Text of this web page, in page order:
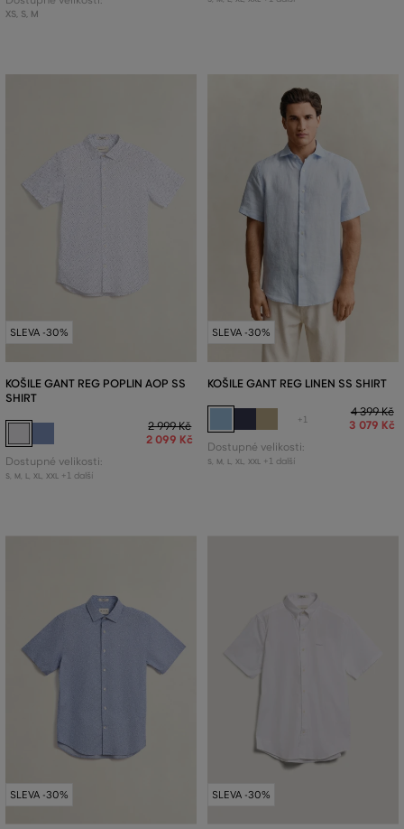
XS, S, M
SLEVA -30%
KOŠILE GANT REG POPLIN AOP SS
SHIRT
2 999 Kč
2 099 Kč
Dostupné velikosti:
S, M L XL XXL +1 další
SLEVA -30%
KOŠILE GANT REG LINEN SS SHIRT
+1
4 399 Kč
3 079 Kč
Dostupné velikosti:
S, M L XL XXL +1 další
SLEVA -30% SLEVA -30%